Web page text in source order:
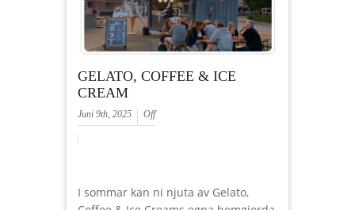
GELATO, COFFEE & ICE
CREAM
Juni 9th, 2025 Off
I sommar kan ni njuta av Gelato,